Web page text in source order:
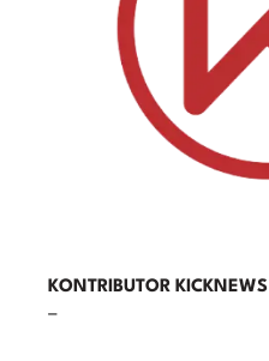
KONTRIBUTOR KICKNEWS
–